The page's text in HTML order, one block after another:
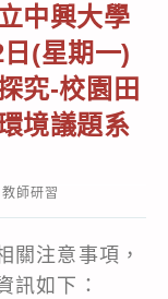
中興大學
(星期一)
究-校園田
境議題系
教師研習
關注意事項，
訊如下：